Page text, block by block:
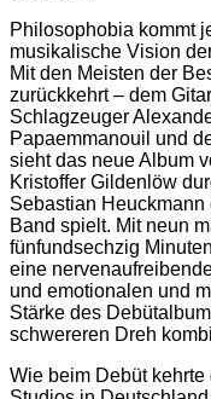
Philosophobia kommt
musikalische Vision
Mit den Meisten der
zurückkehrt – dem
Schlagzeuger
Papaemmanouil und
sieht das neue Album
Kristoffer Gildenlöw
Sebastian
Band spielt. Mit neun
fünfundsechzig
eine
und emotionalen und
Stärke des
schwereren Dreh
Wie beim Debüt